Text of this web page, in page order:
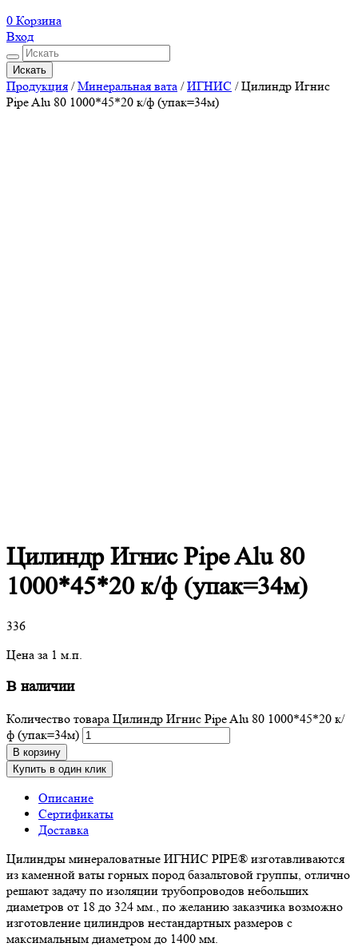
0 Корзина
Вход
Искать
Продукция /Минеральная вата /ИГНИС /Цилиндр Игнис
Pipe Alu 80 1000*45*20 к/ф (упак=34м)
Цилиндр Игнис Pipe Alu 80
1000*45*20 к/ф (упак=34м)
336
Цена за 1 м.п.
В наличии
Количество товара Цилиндр Игнис Pipe Alu 80 1000*45*20 к/
ф (упак=34м)
В корзину
Купить в один клик
Описание
Сертификаты
Доставка
Цилиндры минераловатные ИГНИС PIPE® изготавливаются
из каменной ваты горных пород базальтовой группы, отлично
решают задачу по изоляции трубопроводов небольших
диаметров от 18 до 324 мм., по желанию заказчика возможно
изготовление цилиндров нестандартных размеров с
максимальным диаметром до 1400 мм.